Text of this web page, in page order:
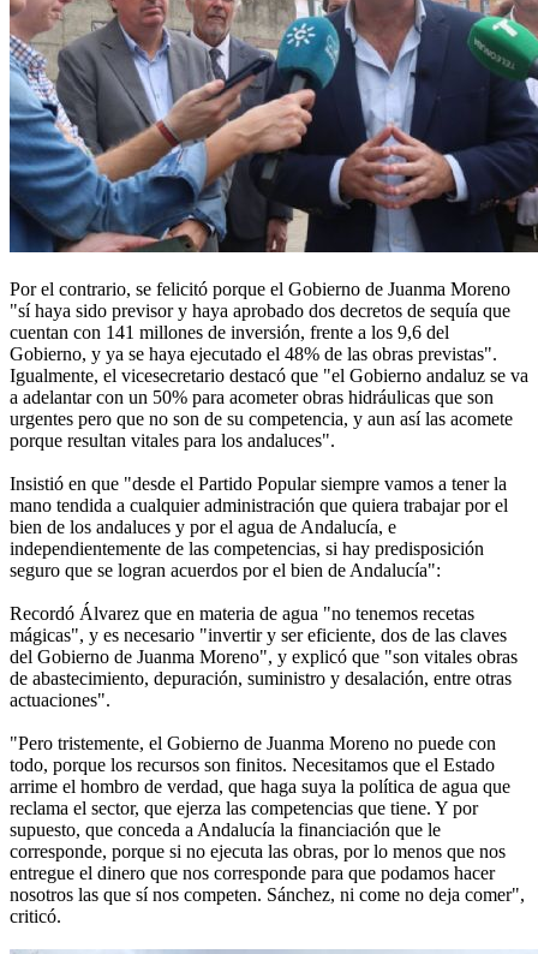
Por el contrario, se felicitó porque el Gobierno de Juanma Moreno
"sí haya sido previsor y haya aprobado dos decretos de sequía que
cuentan con 141 millones de inversión, frente a los 9,6 del
Gobierno, y ya se haya ejecutado el 48% de las obras previstas".
Igualmente, el vicesecretario destacó que "el Gobierno andaluz se va
a adelantar con un 50% para acometer obras hidráulicas que son
urgentes pero que no son de su competencia, y aun así las acomete
porque resultan vitales para los andaluces".
Insistió en que "desde el Partido Popular siempre vamos a tener la
mano tendida a cualquier administración que quiera trabajar por el
bien de los andaluces y por el agua de Andalucía, e
independientemente de las competencias, si hay predisposición
seguro que se logran acuerdos por el bien de Andalucía":
Recordó Álvarez que en materia de agua "no tenemos recetas
mágicas", y es necesario "invertir y ser eficiente, dos de las claves
del Gobierno de Juanma Moreno", y explicó que "son vitales obras
de abastecimiento, depuración, suministro y desalación, entre otras
actuaciones".
"Pero tristemente, el Gobierno de Juanma Moreno no puede con
todo, porque los recursos son finitos. Necesitamos que el Estado
arrime el hombro de verdad, que haga suya la política de agua que
reclama el sector, que ejerza las competencias que tiene. Y por
supuesto, que conceda a Andalucía la financiación que le
corresponde, porque si no ejecuta las obras, por lo menos que nos
entregue el dinero que nos corresponde para que podamos hacer
nosotros las que sí nos competen. Sánchez, ni come no deja comer",
criticó.